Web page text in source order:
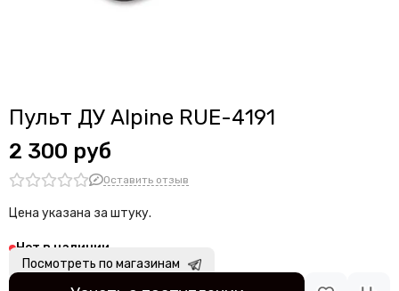
Пульт ДУ Alpine RUE-4191
2 300 руб
Оставить отзыв
Цена указана за штуку.
Нет в наличии
Посмотреть по магазинам